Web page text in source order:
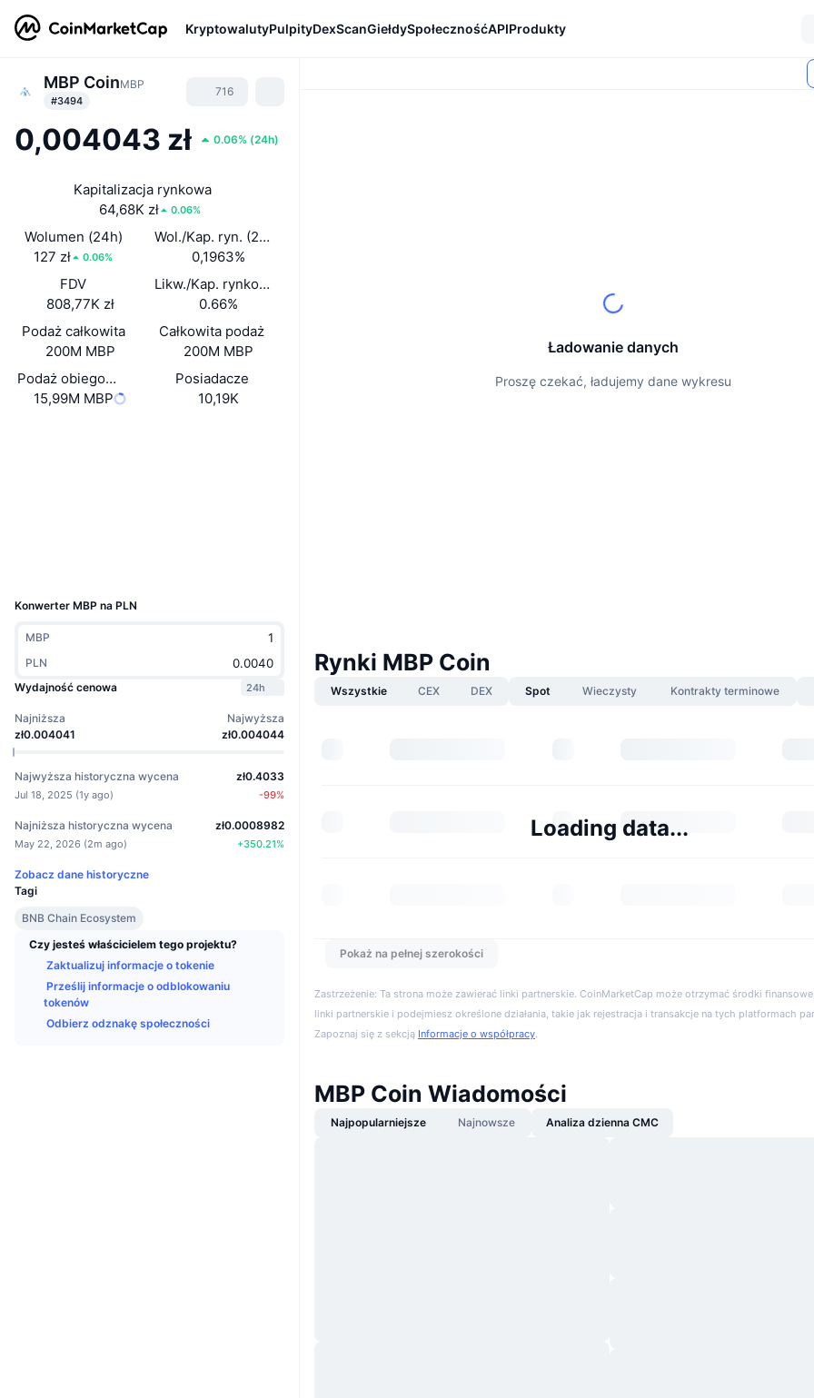
KryptowalutyPulpityDexScanGiełdySpołecznośćAPIProdukty
MBP CoinMBP
#3494
716
0,004043 zł 0.06% (24h)
Kapitalizacja rynkowa
64,68K zł
0.06%
Wolumen (24h)
127 zł
0.06%
Wol./Kap. ryn. (24 h)
0,1963%
FDV
808,77K zł
Likw./Kap. rynkowa
0.66%
Podaż całkowita
200M MBP
Całkowita podaż
200M MBP
Podaż obiegowa
15,99M MBP
Posiadacze
10,19K
Konwerter MBP na PLN
MBP
PLN
Wydajność cenowa
24h
Najniższa
zł0.004041
Najwyższa
zł0.004044
Najwyższa historyczna wycena
Jul 18, 2025 (1y ago)
zł0.4033
-99%
Najniższa historyczna wycena
May 22, 2026 (2m ago)
zł0.0008982
+350.21%
Zobacz dane historyczne
Tagi
BNB Chain Ecosystem
Czy jesteś właścicielem tego projektu?
Zaktualizuj informacje o tokenie
Prześlij informacje o odblokowaniu
tokenów
Odbierz odznakę społeczności
Ładowanie danych
Proszę czekać, ładujemy dane wykresu
Rynki MBP Coin
Wszystkie CEX DEX Spot Wieczysty Kontrakty terminowe
Loading data...
Pokaż na pełnej szerokości
Zastrzeżenie: Ta strona może zawierać linki partnerskie. CoinMarketCap może otrzymać środki
linki partnerskie i podejmiesz określone działania, takie jak rejestracja i transakcje na tych platformach
Zapoznaj się z sekcją Informacje o współpracy.
MBP Coin Wiadomości
Najpopularniejsze Najnowsze Analiza dzienna CMC